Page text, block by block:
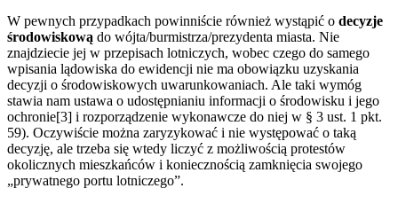
W pewnych przypadkach powinniście również wystąpić o decyzje
środowiskową do wójta/burmistrza/prezydenta miasta. Nie
znajdziecie jej w przepisach lotniczych, wobec czego do samego
wpisania lądowiska do ewidencji nie ma obowiązku uzyskania
decyzji o środowiskowych uwarunkowaniach. Ale taki wymóg
stawia nam ustawa o udostępnianiu informacji o środowisku i jego
ochronie[3] i rozporządzenie wykonawcze do niej w § 3 ust. 1 pkt.
59). Oczywiście można zaryzykować i nie występować o taką
decyzję, ale trzeba się wtedy liczyć z możliwością protestów
okolicznych mieszkańców i koniecznością zamknięcia swojego
„prywatnego portu lotniczego”.